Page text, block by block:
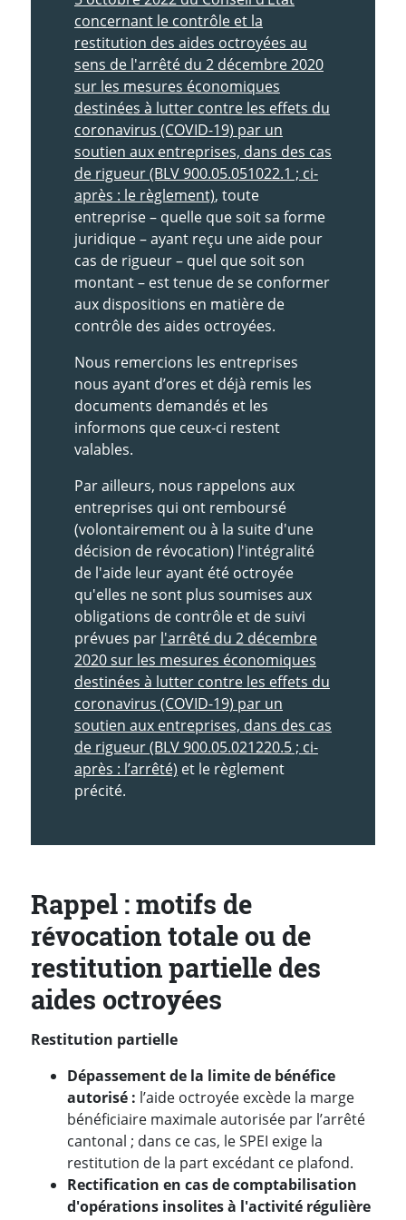
concernant le contrôle et la
restitution des aides octroyées au
sens de l'arrêté du 2 décembre 2020
sur les mesures économiques
destinées à lutter contre les effets du
coronavirus (COVID-19) par un
soutien aux entreprises, dans des cas
de rigueur (BLV 900.05.051022.1 ; ci-
après : le règlement), toute
entreprise – quelle que soit sa forme
juridique – ayant reçu une aide pour
cas de rigueur – quel que soit son
montant – est tenue de se conformer
aux dispositions en matière de
contrôle des aides octroyées.
Nous remercions les entreprises
nous ayant d’ores et déjà remis les
documents demandés et les
informons que ceux-ci restent
valables.
Par ailleurs, nous rappelons aux
entreprises qui ont remboursé
(volontairement ou à la suite d'une
décision de révocation) l'intégralité
de l'aide leur ayant été octroyée
qu'elles ne sont plus soumises aux
obligations de contrôle et de suivi
prévues par l'arrêté du 2 décembre
2020 sur les mesures économiques
destinées à lutter contre les effets du
coronavirus (COVID-19) par un
soutien aux entreprises, dans des cas
de rigueur (BLV 900.05.021220.5 ; ci-
après : l’arrêté) et le règlement
précité.
Rappel : motifs de
révocation totale ou de
restitution partielle des
aides octroyées
Restitution partielle
Dépassement de la limite de bénéfice
autorisé : l’aide octroyée excède la marge
bénéficiaire maximale autorisée par l’arrêté
cantonal ; dans ce cas, le SPEI exige la
restitution de la part excédant ce plafond.
Rectification en cas de comptabilisation
d'opérations insolites à l'activité régulière